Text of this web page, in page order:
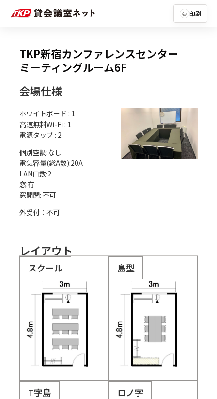
印刷
TKP新宿カンファレンスセンター
ミーティングルーム6F
会場仕様
ホワイトボード : 1
高速無料Wi-Fi : 1
電源タップ : 2
個別空調:なし
電気容量(総A数):20A
LAN口数:2
窓:有
外受付：不可
レイアウト
スクール 島型
T字島 ロノ字